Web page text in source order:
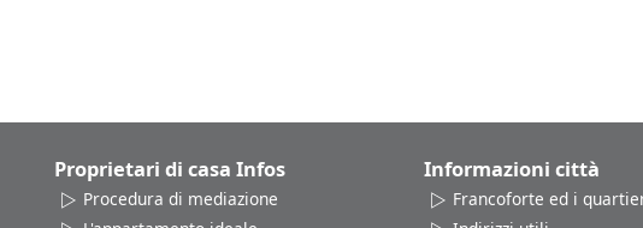
Proprietari di casa Infos
Procedura di mediazione
Informazioni città
Francoforte ed i